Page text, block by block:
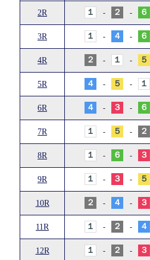
2R １ - ２ - ６
3R １ - ４ - ６
4R ２ - １ - ５
5R ４ - ５ - １
6R ４ - ３ - ６
7R １ - ５ - ２
8R １ - ６ - ３
9R １ - ３ - ５
10R ２ - ４ - ３
11R １ - ２ - ４
12R １ - ２ - ３